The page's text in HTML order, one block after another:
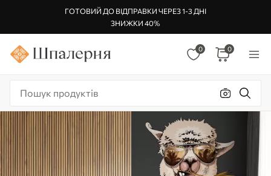
ГОТОВИЙ ДО ВІДПРАВКИ ЧЕРЕЗ 1-3 ДНІ
ЗНИЖКИ 40%
0 0